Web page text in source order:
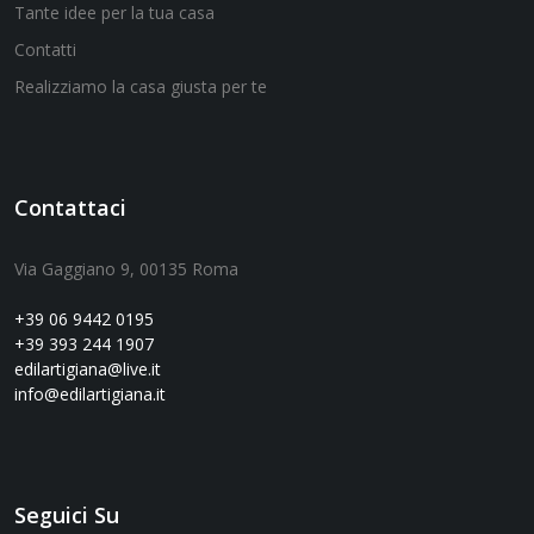
Tante idee per la tua casa
Contatti
Realizziamo la casa giusta per te
Contattaci
Via Gaggiano 9, 00135 Roma
+39 06 9442 0195
+39 393 244 1907
edilartigiana@live.it
info@edilartigiana.it
Seguici Su